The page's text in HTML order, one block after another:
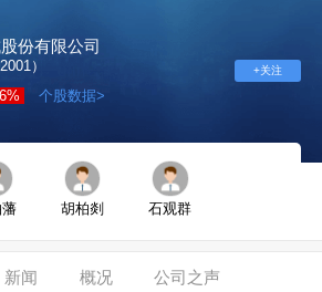
份有限公司
）
个股数据>
+关注
胡柏剡 石观群
新闻 概况 公司之声